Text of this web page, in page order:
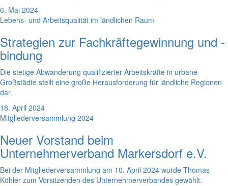
6. Mai 2024
Lebens- und Arbeitsqualität im ländlichen Raum
Strategien zur Fachkräftegewinnung und -
bindung
Die stetige Abwanderung qualifizierter Arbeitskräfte in urbane
Großstädte stellt eine große Herausforderung für ländliche Regionen
dar.
18. April 2024
Mitgliederversammlung 2024
Neuer Vorstand beim
Unternehmerverband Markersdorf e.V.
Bei der Mitgliederversammlung am 10. April 2024 wurde Thomas
Köhler zum Vorsitzenden des Unternehmerverbandes gewählt.